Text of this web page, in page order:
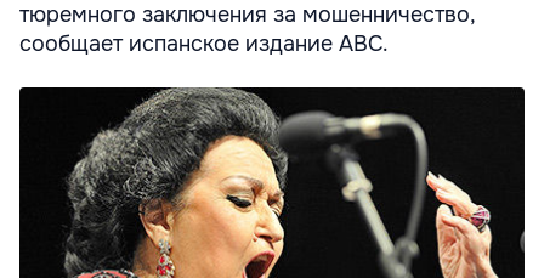
тюремного заключения за мошенничество,
сообщает испанское издание ABC.